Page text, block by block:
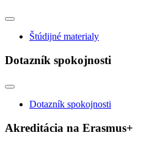
Štúdijné materialy
Dotazník spokojnosti
Dotazník spokojnosti
Akreditácia na Erasmus+